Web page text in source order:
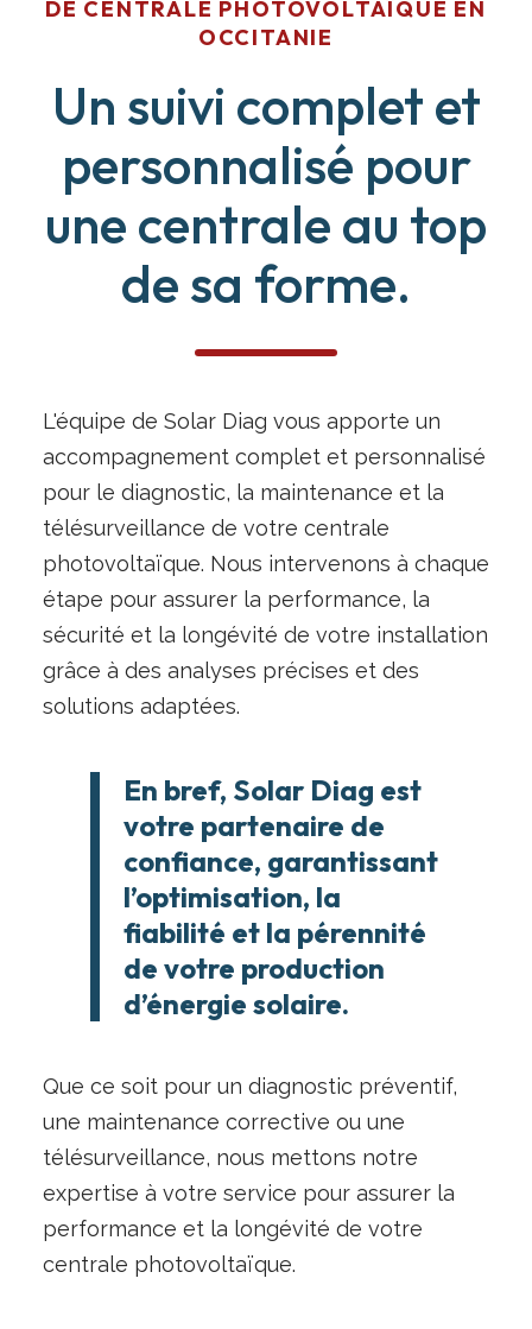
DE CENTRALE PHOTOVOLTAÏQUE EN
OCCITANIE
Un suivi complet et
personnalisé pour
une centrale au top
de sa forme.
L'équipe de Solar Diag vous apporte un
accompagnement complet et personnalisé
pour le diagnostic, la maintenance et la
télésurveillance de votre centrale
photovoltaïque. Nous intervenons à chaque
étape pour assurer la performance, la
sécurité et la longévité de votre installation
grâce à des analyses précises et des
solutions adaptées.
En bref, Solar Diag est
votre partenaire de
confiance, garantissant
l’optimisation, la
fiabilité et la pérennité
de votre production
d’énergie solaire.
Que ce soit pour un diagnostic préventif,
une maintenance corrective ou une
télésurveillance, nous mettons notre
expertise à votre service pour assurer la
performance et la longévité de votre
centrale photovoltaïque.